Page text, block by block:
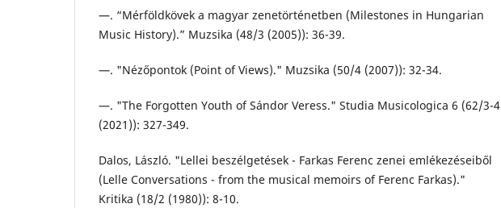
—. “Mérföldkövek a magyar zenetörténetben (Milestones in Hungarian
Music History).” Muzsika (48/3 (2005)): 36-39.
—. "Nézőpontok (Point of Views)." Muzsika (50/4 (2007)): 32-34.
—. "The Forgotten Youth of Sándor Veress." Studia Musicologica 6 (62/3-4
(2021)): 327-349.
Dalos, László. "Lellei beszélgetések - Farkas Ferenc zenei emlékezéseiből
(Lelle Conversations - from the musical memoirs of Ferenc Farkas)."
Kritika (18/2 (1980)): 8-10.